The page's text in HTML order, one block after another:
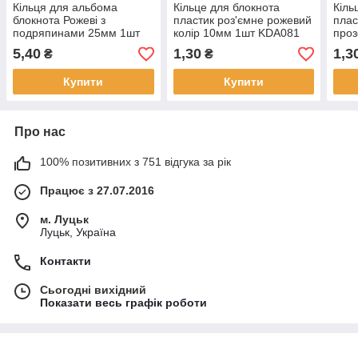
Кільця для альбома
блокнота Рожеві з
подряпинами 25мм 1шт
KDA063
5,40 ₴
Купити
Кільце для блокнота
пластик роз'ємне рожевий
колір 10мм 1шт KDA081
1,30₴
Купити
Про нас
100% позитивних з 751 відгука за рік
Працює з 27.07.2016
м. Луцьк
Луцьк, Україна
Контакти
Сьогодні вихідний
Показати весь графік роботи